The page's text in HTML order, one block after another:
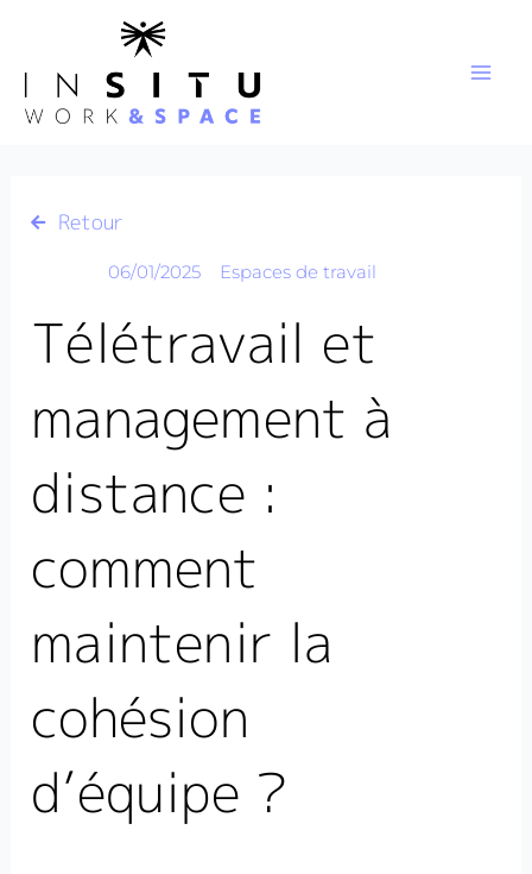
contenu
Retour
06/01/2025 Espaces de travail
Télétravail et
management à
distance :
comment
maintenir la
cohésion
d’équipe ?